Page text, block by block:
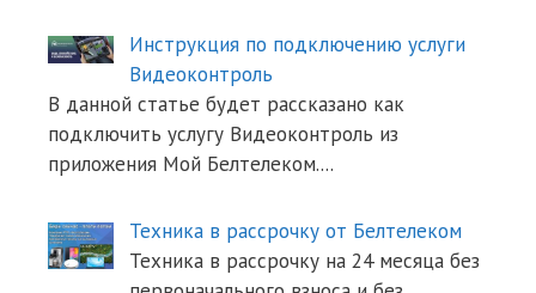
Инструкция по подключению услуги
Видеоконтроль
В данной статье будет рассказано как
подключить услугу Видеоконтроль из
приложения Мой Белтелеком....
Техника в рассрочку от Белтелеком
Техника в рассрочку на 24 месяца без